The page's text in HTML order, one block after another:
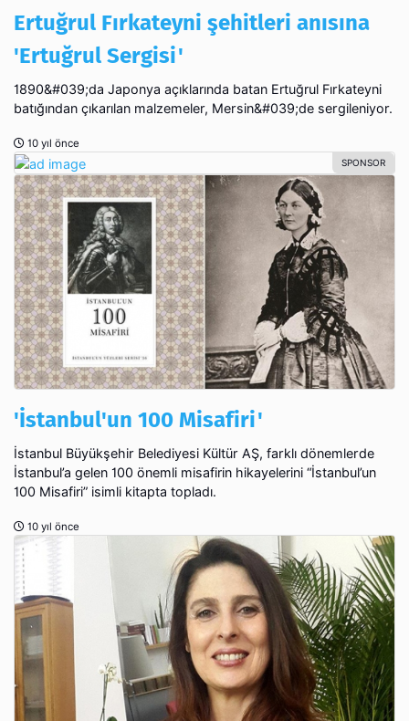
Ertuğrul Fırkateyni şehitleri anısına
'Ertuğrul Sergisi'
1890&#039;da Japonya açıklarında batan Ertuğrul Fırkateyni
batığından çıkarılan malzemeler, Mersin&#039;de sergileniyor.
10 yıl önce
'İstanbul'un 100 Misafiri'
İstanbul Büyükşehir Belediyesi Kültür AŞ, farklı dönemlerde
İstanbul’a gelen 100 önemli misafirin hikayelerini “İstanbul’un
100 Misafiri” isimli kitapta topladı.
10 yıl önce